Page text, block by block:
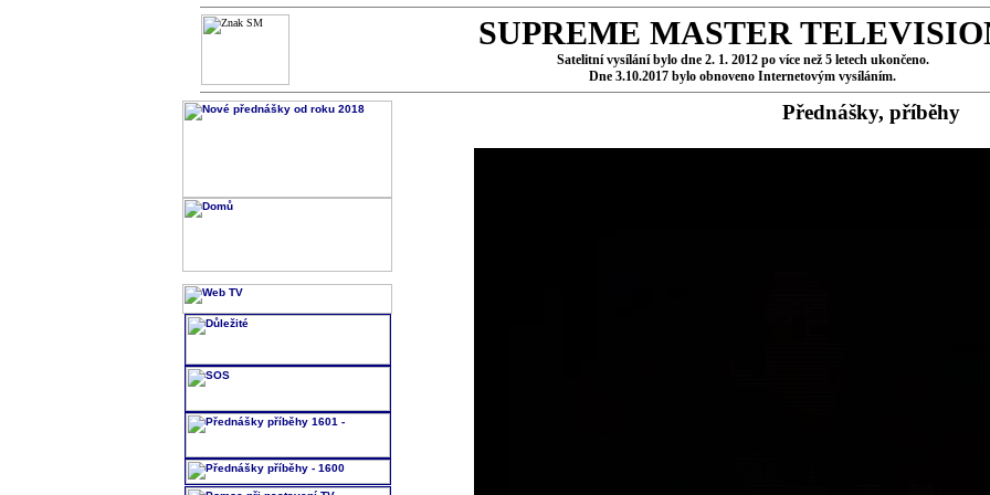
SUPREME MASTER
Satelitní vysílání bylo dne 2. 1. 2012 po více než 5 letech ukončeno.
Dne 3.10.2017 bylo obnoveno Internetovým vysíláním.
Přednášky, příběhy